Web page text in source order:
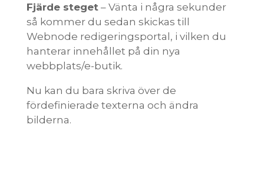
Fjärde steget– Vänta i några sekunder
så kommer du sedan skickas till
Webnode redigeringsportal, i vilken du
hanterar innehållet på din nya
webbplats/e-butik.
Nu kan du bara skriva över de
fördefinierade texterna och ändra
bilderna.